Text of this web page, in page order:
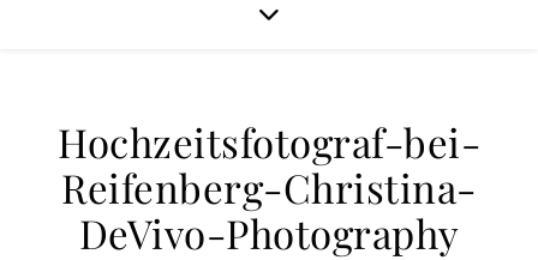
Hochzeitsfotograf-bei-
Reifenberg-Christina-
DeVivo-Photography